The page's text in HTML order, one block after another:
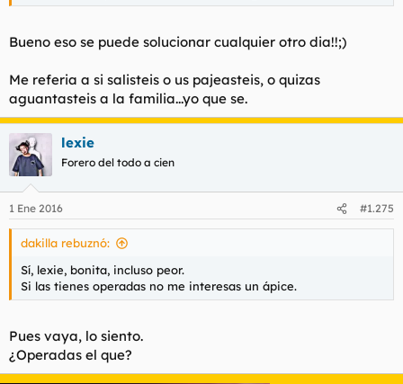
Bueno eso se puede solucionar cualquier otro dia!!;)
Me referia a si salisteis o us pajeasteis, o quizas
aguantasteis a la familia...yo que se.
lexie
Forero del todo a cien
1 Ene 2016 #1.275
dakilla rebuznó:
Sí, lexie, bonita, incluso peor.
Si las tienes operadas no me interesas un ápice.
Pues vaya, lo siento.
¿Operadas el que?